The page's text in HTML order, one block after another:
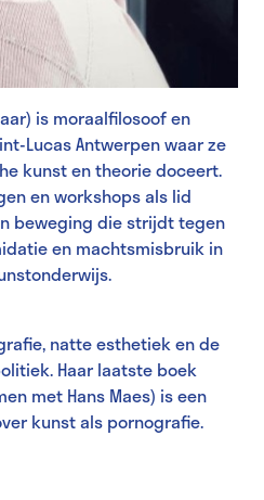
is moraalfilosoof en
Lucas Antwerpen waar ze
kunst en theorie doceert.
en workshops als lid
beweging die strijdt tegen
en machtsmisbruik in
natte esthetiek en de
Haar laatste boek
met Hans Maes) is een
kunst als pornografie.